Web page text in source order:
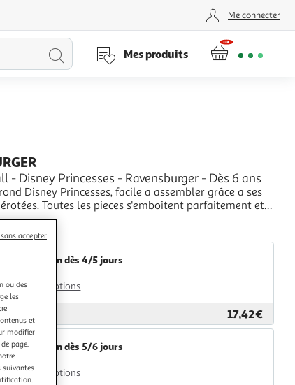
Me connecter
Lancer
Mes produits
- Disney Princesses - Ravensburger - Dès 6 ans
Disney Princesses, facile a assembler grâce a ses
Toutes les pieces s'emboitent parfaitement et
le puzzle 3D reste bien stable, sans avoir besoin d'etre
Livraison dès 4/5 jours
Plus d'options
17,42€
Livraison dès 5/6 jours
Plus d'options
ou des
les
et
modifier
page.
suivantes
accepter